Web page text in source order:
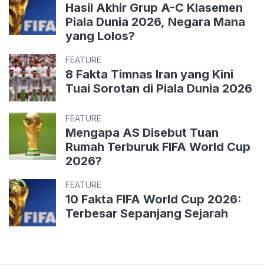
Hasil Akhir Grup A-C Klasemen
Piala Dunia 2026, Negara Mana
yang Lolos?
FEATURE
8 Fakta Timnas Iran yang Kini
Tuai Sorotan di Piala Dunia 2026
FEATURE
Mengapa AS Disebut Tuan
Rumah Terburuk FIFA World Cup
2026?
FEATURE
10 Fakta FIFA World Cup 2026:
Terbesar Sepanjang Sejarah